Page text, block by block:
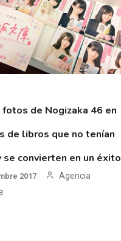
fotos de Nogizaka 46 en
de libros que no tenían
se convierten en un éxito
2017
Agencia